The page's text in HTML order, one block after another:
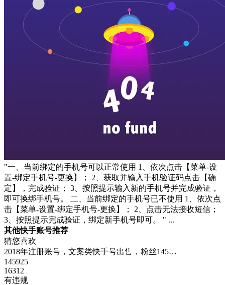
"一、当前绑定的手机号可以正常使用 1、依次点击【菜单-设
置-绑定手机号-更换】； 2、获取并输入手机验证码点击【确
定】，完成验证； 3、按照提示输入新的手机号并完成验证，
即可换绑手机号。 二、当前绑定的手机号已不使用 1、依次点
击【菜单-设置-绑定手机号-更换】； 2、点击无法接收短信；
3、按照提示完成验证，绑定新手机号即可。 " ...
其他快手账号推荐
猜您喜欢
2018年注册账号，文案类快手号出售，粉丝145…
145925
16312
有违规